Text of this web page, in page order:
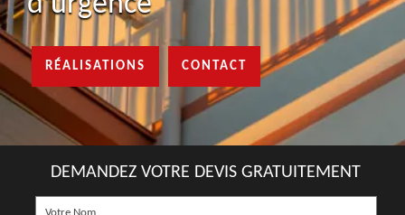
RÉALISATIONS CONTACT
DEMANDEZ VOTRE DEVIS GRATUITEMENT